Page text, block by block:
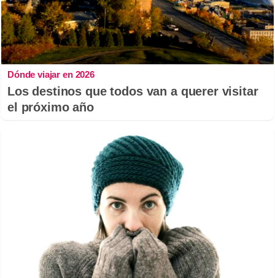
Dónde viajar en 2026
Los destinos que todos van a querer visitar
el próximo año